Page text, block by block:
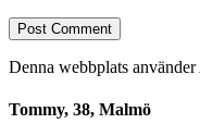
Denna webbplats
Tommy, 38, Malmö